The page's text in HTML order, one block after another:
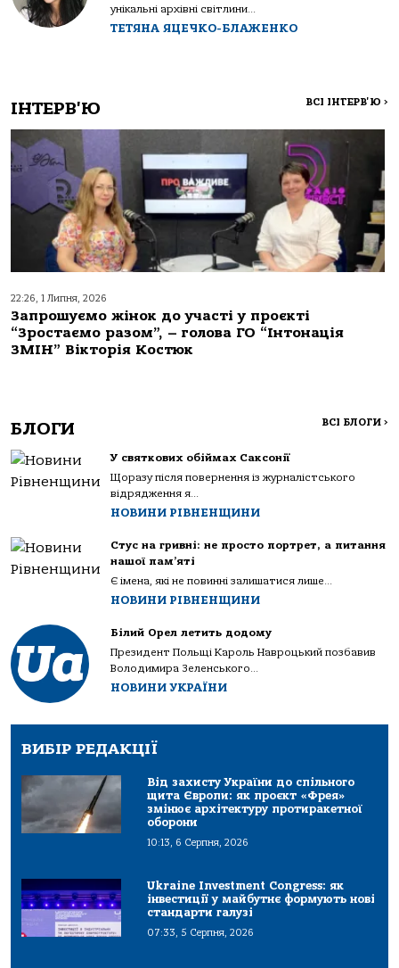
унікальні архівні світлини...
ТЕТЯНА ЯЦЕЧКО-БЛАЖЕНКО
ІНТЕРВ'Ю ВСІ ІНТЕРВ'Ю >
22:26, 1 Липня, 2026
Запрошуємо жінок до участі у проєкті
“Зростаємо разом”, – голова ГО “Інтонація
ЗМІН” Вікторія Костюк
БЛОГИ ВСІ БЛОГИ >
У святкових обіймах Саксонії
Щоразу після повернення із журналістського
відрядження я...
НОВИНИ РІВНЕНЩИНИ
Стус на гривні: не просто портрет, а питання
нашої пам’яті
Є імена, які не повинні залишатися лише...
НОВИНИ РІВНЕНЩИНИ
Білий Орел летить додому
Президент Польщі Кароль Навроцький позбавив
Володимира Зеленського...
НОВИНИ УКРАЇНИ
ВИБІР РЕДАКЦІЇ
Від захисту України до спільного
щита Європи: як проєкт «Фрея»
змінює архітектуру протиракетної
оборони
10:13, 6 Серпня, 2026
Ukraine Investment Congress: як
інвестиції у майбутнє формують нові
стандарти галузі
07:33, 5 Серпня, 2026